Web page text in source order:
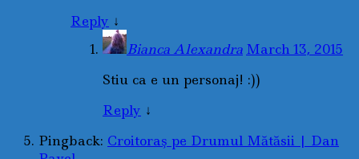
Reply ↓
Bianca Alexandra March 13, 2015
Stiu ca e un personaj! :))
Reply ↓
Pingback: Croitoraş pe Drumul Mătăsii | Dan